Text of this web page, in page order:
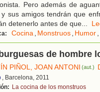
Pero además de
sus amigos tendrán que
detenerlo antes de que...
Cocina, Monstruos, Humor,
de hombre
PIÑOL, JOAN ANTONI (aut.)
, Barcelona, 2011
La cocina de los monstruos